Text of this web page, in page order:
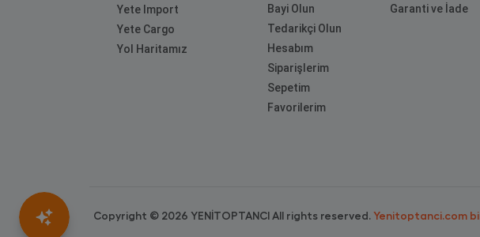
Yete Import
Yete Cargo
Yol Haritamız
Bayi Olun
Tedarikçi Olun
Hesabım
Siparişlerim
Sepetim
Favorilerim
Garanti ve İade
Copyright © 2026 YENİTOPTANCI All rights reserved.Yenitoptanci.com